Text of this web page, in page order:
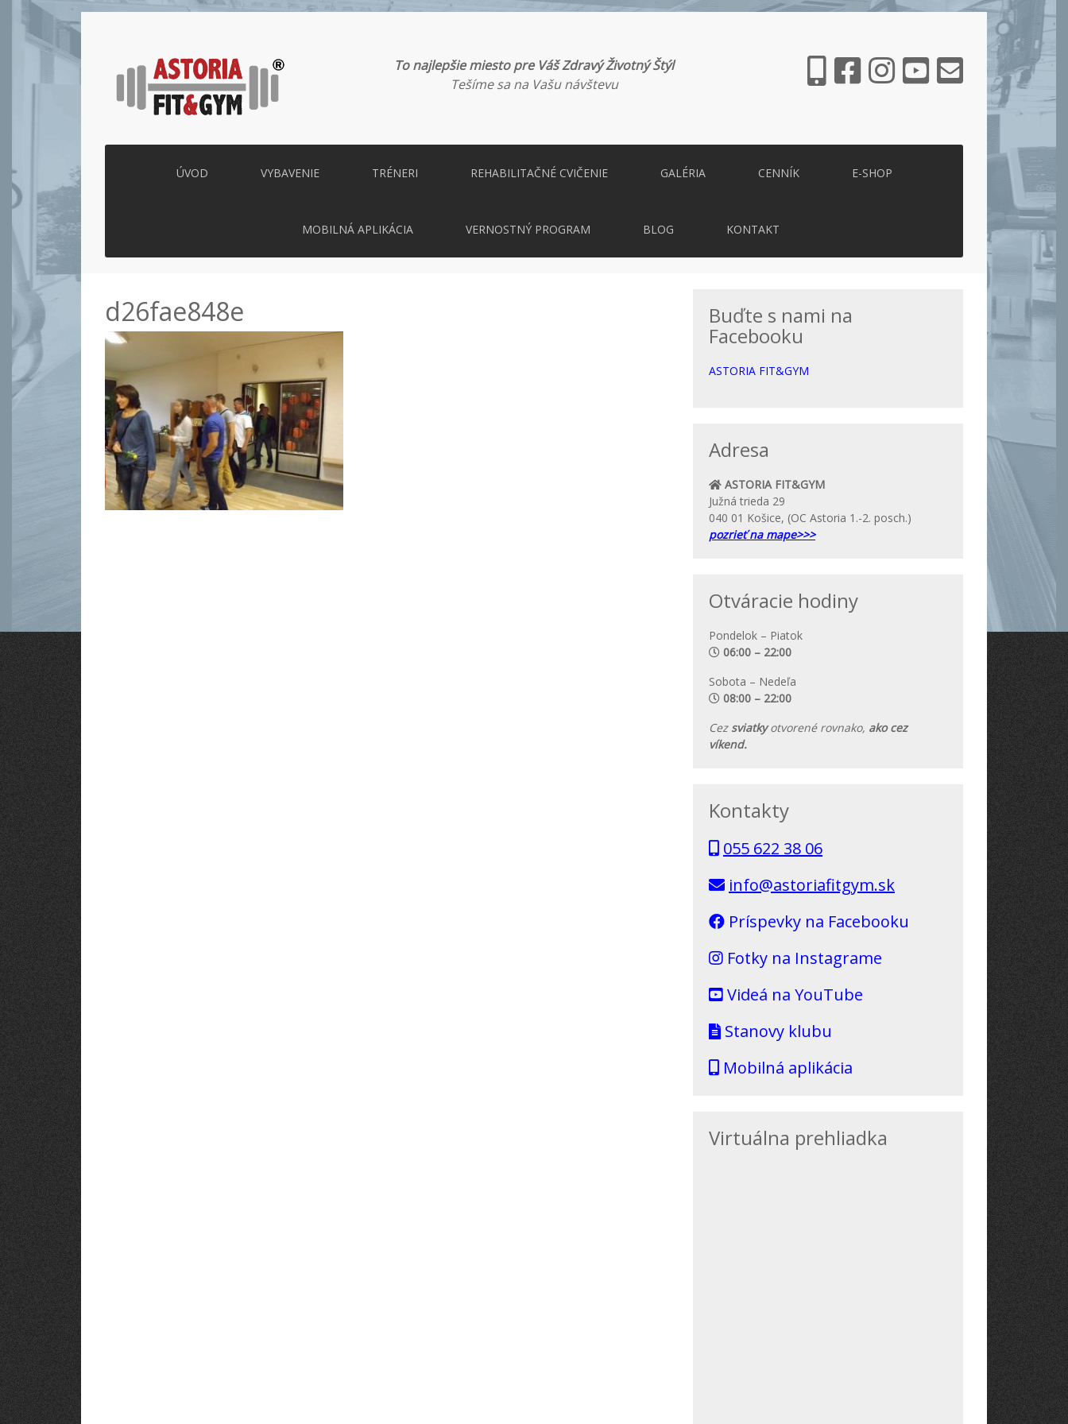
To najlepšie miesto pre Váš Zdravý Životný Štýl
Tešíme sa na Vašu návštevu
ÚVOD VYBAVENIE TRÉNERI REHABILITAČNÉ CVIČENIE GALÉRIA CENNÍK E-SHOP
MOBILNÁ APLIKÁCIA VERNOSTNÝ PROGRAM BLOG KONTAKT
d26fae848e Buďte s nami na
Facebooku
ASTORIA FIT&GYM
Adresa
ASTORIA FIT&GYM
Južná trieda 29
040 01 Košice, (OC Astoria 1.-2. posch.)
pozrieť na mape>>>
Otváracie hodiny
Pondelok – Piatok
06:00 – 22:00
Sobota – Nedeľa
08:00 – 22:00
Cez sviatkyotvorené rovnako, ako cez
víkend.
Kontakty
055 622 38 06
info@astoriafitgym.sk
Príspevky na Facebooku
Fotky na Instagrame
Videá na YouTube
Stanovy klubu
Mobilná aplikácia
Virtuálna prehliadka